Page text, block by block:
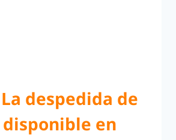
despedida de
en